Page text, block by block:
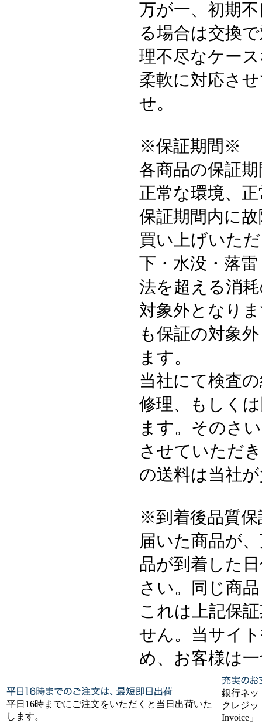
万が一、初期
る場合は交換
理不尽なケー
柔軟に対応さ
せ。
※保証期間※
各商品の保証
正常な環境、
保証期間内に
買い上げいた
下・水没・落
法を超える消
対象外となり
も保証の対象
ます。
当社にて検査
修理、もしく
ます。そのさ
させていただ
の送料は当社
※到着後品質
届いた商品が
品が到着した
さい。同じ商
これは上記保
せん。当サイ
め、お客様は
平日16時までにご注文をいただくと当日出荷いた
します。
銀行ネッ
クレジッ
Invoice」